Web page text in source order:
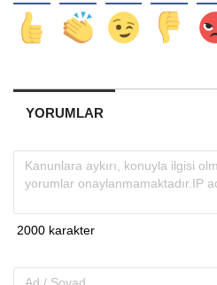
YORUMLAR